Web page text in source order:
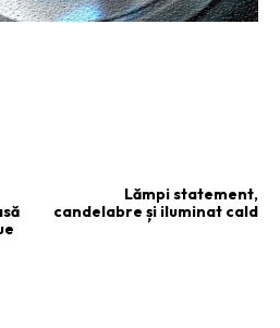
Lămpi statement,
candelabre și iluminat cald